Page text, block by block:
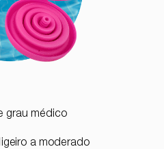
grau médico
a moderado